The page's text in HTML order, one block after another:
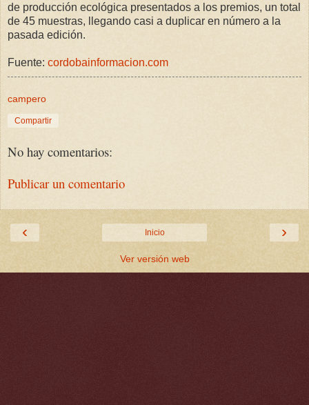
de producción ecológica presentados a los premios, un total
de 45 muestras, llegando casi a duplicar en número a la
pasada edición.
Fuente: cordobainformacion.com
campero
Compartir
No hay comentarios:
Publicar un comentario
‹ ›
Inicio
Ver versión web